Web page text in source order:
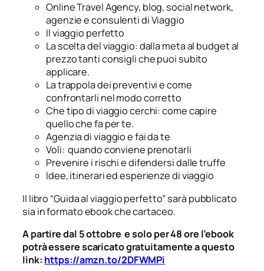
Online Travel Agency, blog, social network,
agenzie e consulenti di Viaggio
Il viaggio perfetto
La scelta del viaggio: dalla meta al budget al
prezzo tanti consigli che puoi subito
applicare.
La trappola dei preventivi e come
confrontarli nel modo corretto
Che tipo di viaggio cerchi: come capire
quello che fa per te.
Agenzia di viaggio e fai da te
Voli: quando conviene prenotarli
Prevenire i rischi e difendersidalle truffe
Idee, itinerari ed esperienze di viaggio
Il libro “Guida al viaggio perfetto” sarà pubblicato
sia in formato ebook che cartaceo.
A partire dal 5 ottobre e solo per 48 ore l’ebook
potrà essere scaricato gratuitamente a questo
link: https://amzn.to/2DFWMPi